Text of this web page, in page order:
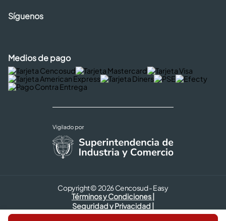
Síguenos
Medios de pago
Copyright © 2026 Cencosud - Easy
Términos y Condiciones |
Seguridad y Privacidad |
Código de ética